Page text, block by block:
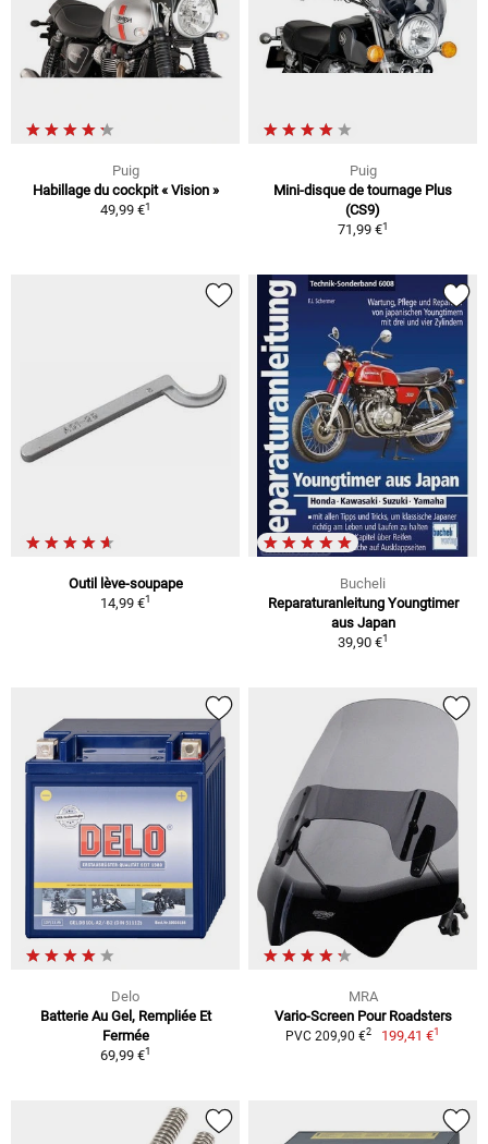
Puig
Habillage du cockpit « Vision »
49,99 €1
Puig
Mini-disque de tournage Plus
(CS9)
71,99 €1
Outil lève-soupape
14,99 €1
Bucheli
Reparaturanleitung Youngtimer
aus Japan
39,90 €1
Delo
Batterie Au Gel, Rempliée Et
Fermée
69,99 €1
MRA
Vario-Screen Pour Roadsters
PVC 209,90 €2 199,41 €1